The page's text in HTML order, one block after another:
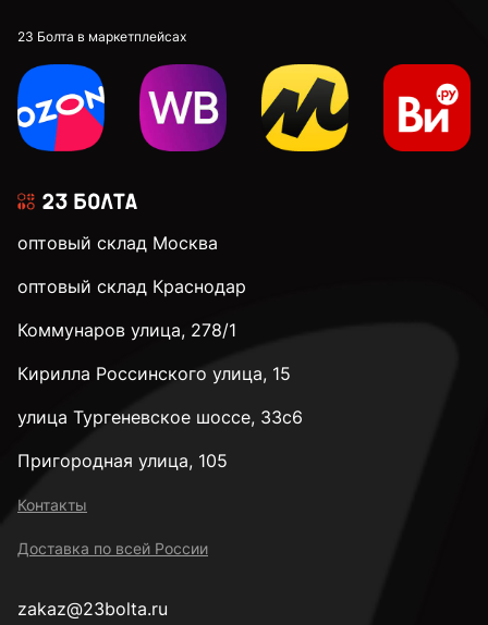
23 Болта в маркетплейсах
оптовый склад Москва
оптовый склад Краснодар
Коммунаров улица, 278/1
Кирилла Россинского улица, 15
улица Тургеневское шоссе, 33с6
Пригородная улица, 105
Контакты
Доставка по всей России
zakaz@23bolta.ru